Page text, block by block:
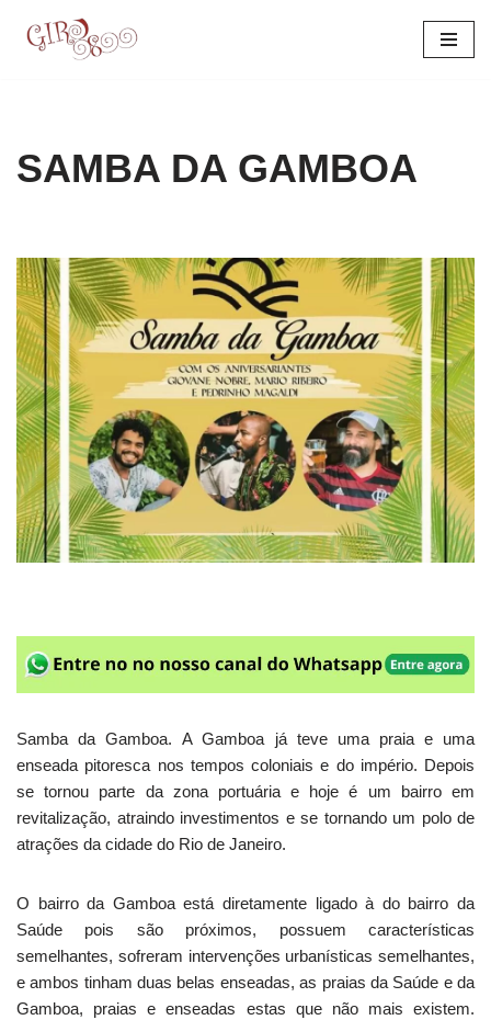
SAMBA DA GAMBOA
Samba da Gamboa. A Gamboa já teve uma praia e uma
enseada pitoresca nos tempos coloniais e do império. Depois
se tornou parte da zona portuária e hoje é um bairro em
revitalização, atraindo investimentos e se tornando um polo de
atrações da cidade do Rio de Janeiro.
O bairro da Gamboa está diretamente ligado à do bairro da
Saúde pois são próximos, possuem características
semelhantes, sofreram intervenções urbanísticas semelhantes,
e ambos tinham duas belas enseadas, as praias da Saúde e da
Gamboa, praias e enseadas estas que não mais existem.